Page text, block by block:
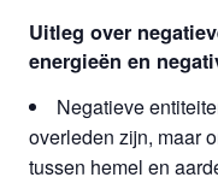
Uitleg over
energieën en
Negatieve
overleden zijn, maar
tussen hemel en